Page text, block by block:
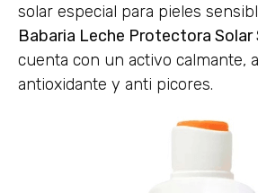
solar especial para pieles
Babaria Leche Protectora
cuenta con un activo calmante,
antioxidante y anti picores.